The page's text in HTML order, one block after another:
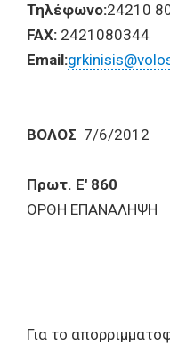
Τηλέφωνο:24210
FAX: 2421080344
Email:
ΒΟΛΟΣ 7/6/2012
Πρωτ. Ε' 860
ΟΡΘΗ ΕΠΑΝΑΛΗΨΗ
Για το